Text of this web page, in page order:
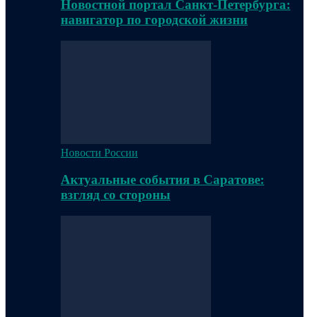
Новостной портал Санкт-Петербурга:
навигатор по городской жизни
Новости России
Актуальные события в Саратове:
взгляд со стороны